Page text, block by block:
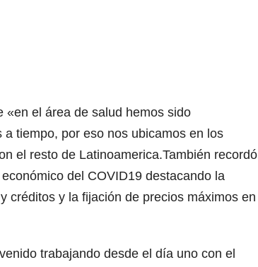
«en el área de salud hemos sido
tiempo, por eso nos ubicamos en los
el resto de Latinoamerica.También recordó
del COVID19 destacando la
créditos y la fijación de precios máximos en
trabajando desde el día uno con el